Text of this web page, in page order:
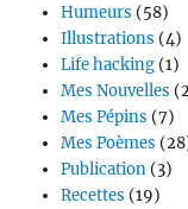
Humeurs (58)
Illustrations (4)
Life hacking(1)
Mes Nouvelles
Mes Pépins (7)
Mes Poèmes
Publication(3)
Recettes (19)